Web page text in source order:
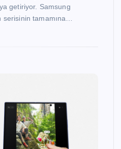
getiriyor. Samsung
serisinin tamamına…